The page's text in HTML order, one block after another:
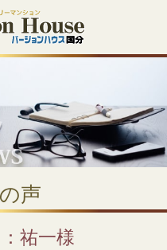
声
祐一様